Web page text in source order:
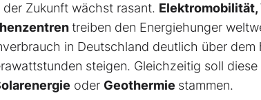
Zukunft wächst rasant. Elektromobilität,
treiben den Energiehunger
in Deutschland deutlich über
steigen. Gleichzeitig soll
oder Geothermie stammen.